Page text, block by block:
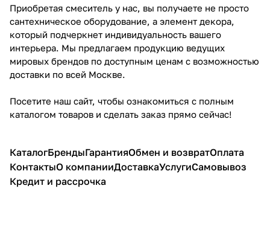
Приобретая смеситель у нас, вы получаете не просто
сантехническое оборудование, а элемент декора,
который подчеркнет индивидуальность вашего
интерьера. Мы предлагаем продукцию ведущих
мировых брендов по доступным ценам с возможностью
доставки по всей Москве.
Посетите наш сайт, чтобы ознакомиться с полным
каталогом товаров и сделать заказ прямо сейчас!
КаталогБрендыГарантияОбмен и возвратОплата
КонтактыО компанииДоставкаУслугиСамовывоз
Кредит и рассрочка